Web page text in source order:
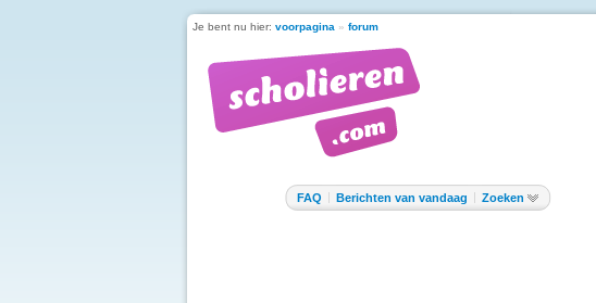
Je bent nu hier: voorpagina » forum
FAQ Berichten van vandaag Zoeken